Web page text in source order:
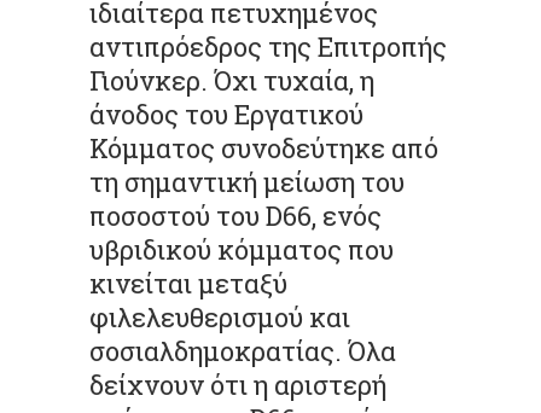
ιδιαίτερα πετυχημένος
αντιπρόεδρος της Επιτροπής
Γιούνκερ. Όχι τυχαία, η
άνοδος του Εργατικού
Κόμματος συνοδεύτηκε από
τη σημαντική μείωση του
ποσοστού του D66, ενός
υβριδικού κόμματος που
κινείται μεταξύ
φιλελευθερισμού και
σοσιαλδημοκρατίας. Όλα
δείχνουν ότι η αριστερή